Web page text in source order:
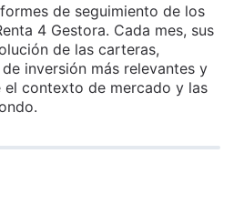
de seguimiento de los
4 Gestora. Cada mes, sus
de las carteras,
inversión más relevantes y
contexto de mercado y las